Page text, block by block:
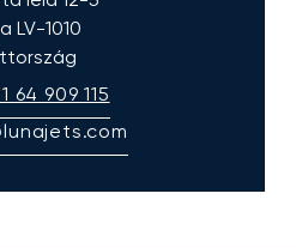
LV-1010
64 909 115